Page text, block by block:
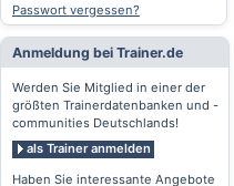
Passwort vergessen?
Anmeldung bei Trainer.de
Werden Sie Mitglied in einer der
größten Trainerdatenbanken und -
communities Deutschlands!
als Trainer anmelden
Haben Sie interessante Angebote